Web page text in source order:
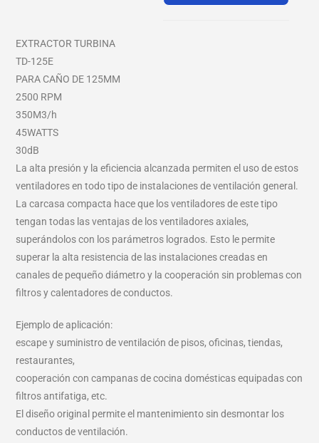
EXTRACTOR TURBINA
TD-125E
PARA CAÑO DE 125MM
2500 RPM
350M3/h
45WATTS
30dB
La alta presión y la eficiencia alcanzada permiten el uso de estos
ventiladores en todo tipo de instalaciones de ventilación general.
La carcasa compacta hace que los ventiladores de este tipo
tengan todas las ventajas de los ventiladores axiales,
superándolos con los parámetros logrados. Esto le permite
superar la alta resistencia de las instalaciones creadas en
canales de pequeño diámetro y la cooperación sin problemas con
filtros y calentadores de conductos.
Ejemplo de aplicación:
escape y suministro de ventilación de pisos, oficinas, tiendas,
restaurantes,
cooperación con campanas de cocina domésticas equipadas con
filtros antifatiga, etc.
El diseño original permite el mantenimiento sin desmontar los
conductos de ventilación.